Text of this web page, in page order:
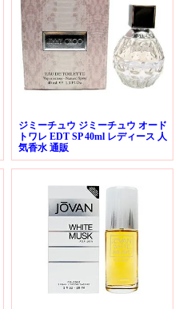
ジミーチュウ ジミーチュウ オード
トワレ EDT SP 40ml レディース 人
気香水 通販